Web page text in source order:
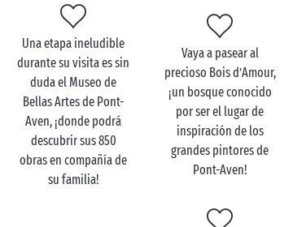
pareja
En Pont-Aven, ¡los paisajes se antojan si cabe más
bonitos cuando se descubren
en pareja
! Dé un paseo
con su media naranja siguiendo el cauce del río Aven.
Desde el puerto, embárquese en una lancha motora y
admire el impresionante desfile de castillos y casas
de floridos jardines que sirvieron de inspiración a
grandes pintores.
Gauguin, fundador de la célebre escuela de Pont-
Una etapa ineludible
durante su visita es sin
duda el Museo de
Bellas Artes de Pont-
Aven, ¡donde podrá
descubrir sus 850
obras en compañía de
su familia!
Vaya a pasear al
precioso Bois d’Amour,
¡un bosque conocido
por ser el lugar de
inspiración de los
grandes pintores de
Pont-Aven!